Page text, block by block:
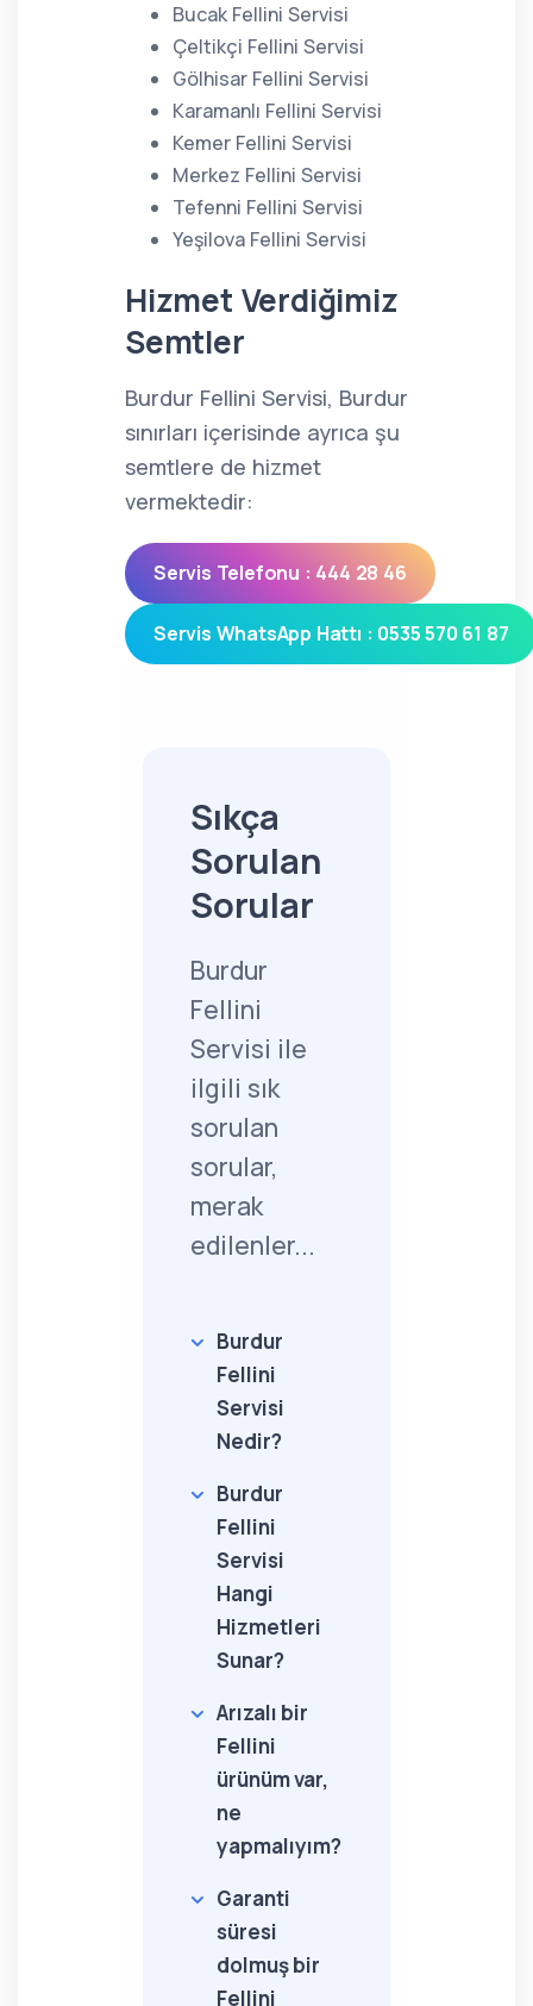
Bucak Fellini Servisi
Çeltikçi Fellini Servisi
Gölhisar Fellini Servisi
Karamanlı Fellini Servisi
Kemer Fellini Servisi
Merkez Fellini Servisi
Tefenni Fellini Servisi
Yeşilova Fellini Servisi
Hizmet Verdiğimiz
Semtler
Burdur Fellini Servisi, Burdur
sınırları içerisinde ayrıca şu
semtlere de hizmet
vermektedir:
Servis Telefonu : 444 28 46
Servis WhatsApp Hattı : 0535 570 61 87
Sıkça
Sorulan
Sorular
Burdur
Fellini
Servisi ile
ilgili sık
sorulan
sorular,
merak
edilenler...
Burdur
Fellini
Servisi
Nedir?
Burdur
Fellini
Servisi
Hangi
Hizmetleri
Sunar?
Arızalı bir
Fellini
ürünüm var,
ne
yapmalıyım?
Garanti
süresi
dolmuş bir
Fellini